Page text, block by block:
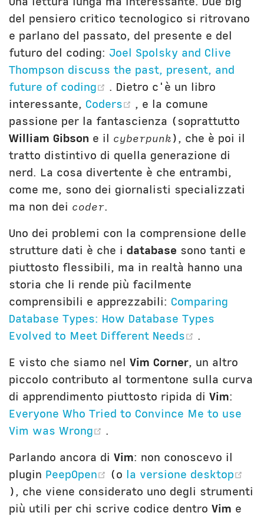
del pensiero critico tecnologico si ritrovano
e parlano del passato, del presente e del
futuro del coding: Joel Spolsky and Clive
Thompson discuss the past, present, and
future of coding
(opens new window)
. Dietro c'è un libro
interessante, Coders (opens new window)
, e la comune
passione per la fantascienza (soprattutto
William Gibson e il cyberpunk), che è poi il
tratto distintivo di quella generazione di
nerd. La cosa divertente è che entrambi,
come me, sono dei giornalisti specializzati
ma non dei coder.
Uno dei problemi con la comprensione delle
strutture dati è che i database sono tanti e
piuttosto flessibili, ma in realtà hanno una
storia che li rende più facilmente
comprensibili e apprezzabili: Comparing
Database Types: How Database Types
Evolved to Meet Different Needs
(opens
.
E visto che siamo nel Vim Corner, un altro
piccolo contributo al tormentone sulla curva
di apprendimento piuttosto ripida di Vim:
Everyone Who Tried to Convince Me to use
Vim was Wrong
(opens new window)
.
Parlando ancora di Vim: non conoscevo il
plugin PeepOpen (opens new window)
(o la versione desktop
(opens new window)
), che viene considerato uno degli strumenti
più utili per chi scrive codice dentro Vim e